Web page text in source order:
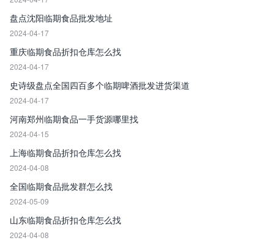
盘点沈阳临期食品批发地址
2024-04-17
重庆临期食品折扣仓库怎么找
2024-04-17
史诗级盘点全国四百多个临期啤酒批发进货渠道
2024-04-17
河南郑州临期食品一手货源哪里找
2024-04-15
上海临期食品折扣仓库怎么找
2024-04-08
全国临期食品批发群怎么找
2024-05-09
山东临期食品折扣仓库怎么找
2024-04-08